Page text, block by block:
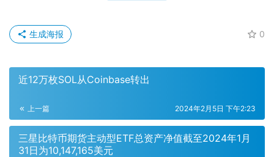
0
生成海报
近12万枚SOL从Coinbase转出
上一篇 2024年2月5日 下午2:23
三星比特币期货主动型ETF总资产净值截至2024年1月
31日为10,147,165美元